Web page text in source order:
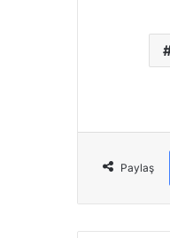
Paylaş